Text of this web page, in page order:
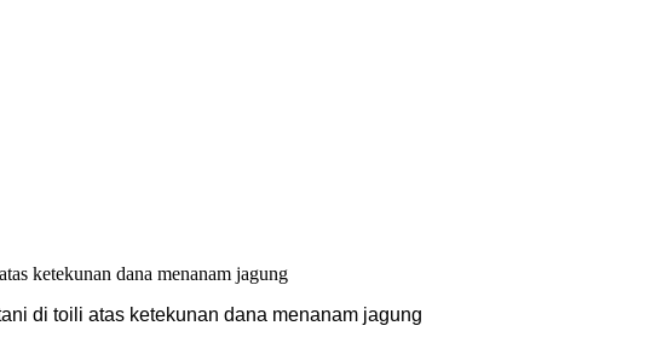
di toili atas ketekunan dana menanam jagung